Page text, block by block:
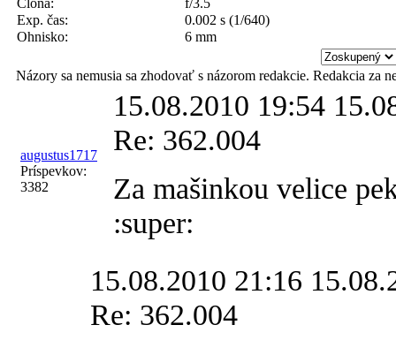
Clona:
f/3.5
Exp. čas:
0.002 s (1/640)
Ohnisko:
6 mm
Názory sa nemusia sa zhodovať s názorom redakcie. Redakcia za
augustus1717
Príspevkov:
3382
15.08.2010 19:54
Re: 362.004
Za mašinkou velice
:super:
15.08.2010 21:16
Re: 362.004